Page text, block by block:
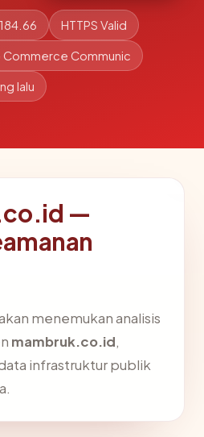
HTTPS Valid
Commerce Communic
lalu
—
menemukan analisis
mambruk.co.id,
infrastruktur publik